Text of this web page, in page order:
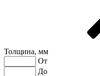
Толщина, мм
От
До